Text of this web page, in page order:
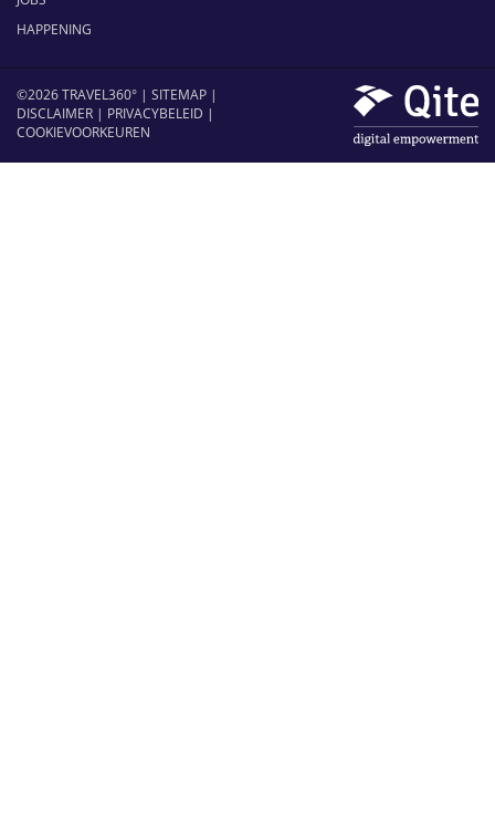
HAPPENING
©2026 TRAVEL360° | SITEMAP |
DISCLAIMER | PRIVACYBELEID |
COOKIEVOORKEUREN